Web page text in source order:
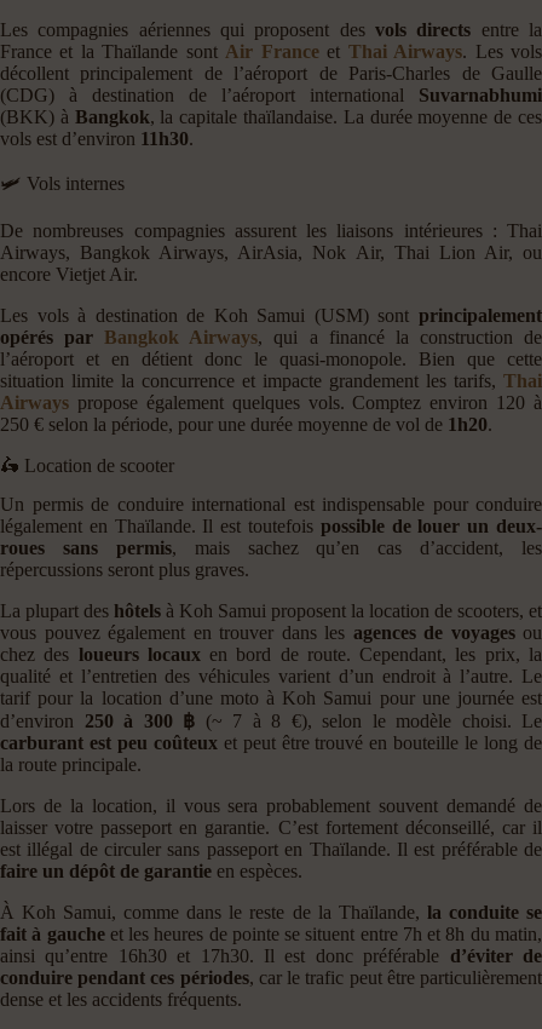
Les compagnies aériennes qui proposent des vols directs entre la
France et la Thaïlande sont Air France et Thai Airways. Les vols
décollent principalement de l’aéroport de Paris-Charles de Gaulle
(CDG) à destination de l’aéroport international Suvarnabhumi
(BKK) à Bangkok, la capitale thaïlandaise. La durée moyenne de ces
vols est d’environ 11h30.
🛩️ Vols internes
De nombreuses compagnies assurent les liaisons intérieures : Thai
Airways, Bangkok Airways, AirAsia, Nok Air, Thai Lion Air, ou
encore Vietjet Air.
Les vols à destination de Koh Samui (USM) sont principalement
opérés par Bangkok Airways, qui a financé la construction de
l’aéroport et en détient donc le quasi-monopole. Bien que cette
situation limite la concurrence et impacte grandement les tarifs, Thai
Airways propose également quelques vols. Comptez environ 120 à
250 € selon la période, pour une durée moyenne de vol de 1h20.
🛵 Location de scooter
Un permis de conduire international est indispensable pour conduire
légalement en Thaïlande. Il est toutefois possible de louer un deux-
roues sans permis, mais sachez qu’en cas d’accident, les
répercussions seront plus graves.
La plupart des hôtels à Koh Samui proposent la location de scooters, et
vous pouvez également en trouver dans les agences de voyagesou
chez des loueurs locaux en bord de route. Cependant, les prix, la
qualité et l’entretien des véhicules varient d’un endroit à l’autre. Le
tarif pour la location d’une moto à Koh Samui pour une journée est
d’environ 250 à 300 ฿ (~ 7 à 8 €), selon le modèle choisi. Le
carburant est peu coûteux et peut être trouvé en bouteille le long de
la route principale.
Lors de la location, il vous sera probablement souvent demandé de
laisser votre passeport en garantie. C’est fortement déconseillé, car il
est illégal de circuler sans passeport en Thaïlande. Il est préférable de
faire un dépôt de garantie en espèces.
À Koh Samui, comme dans le reste de la Thaïlande, la conduite se
fait à gaucheet les heures de pointe se situent entre 7h et 8h du matin,
ainsi qu’entre 16h30 et 17h30. Il est donc préférable d’éviter de
conduire pendant ces périodes, car le trafic peut être particulièrement
dense et les accidents fréquents.